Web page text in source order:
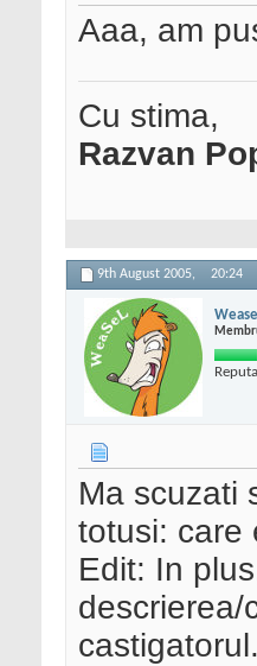
Aaa, am
Cu stima,
Razvan
9th August 2005, 20:24
Ma scuzati
totusi: care
Edit: In
descrierea/
castigatorul.